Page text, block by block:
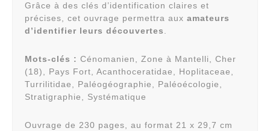
Grâce à des clés d’identification claires et
précises, cet ouvrage permettra aux amateurs
d’identifier leurs découvertes
Mots-clés : Cénomanien, Zone à Mantelli, Cher
(18), Pays Fort, Acanthoceratidae, Hoplitaceae,
Turrilitidae, Paléogéographie, Paléoécologie,
Stratigraphie, Systématique
Ouvrage de 230 pages, au format 21 x 29,7 cm